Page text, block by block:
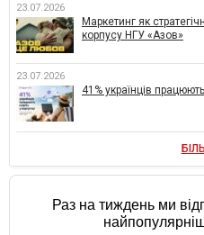
23.07.2026
Маркетинг як
корпусу НГУ «Азов»
23.07.2026
41% українців
Раз на тиждень ми